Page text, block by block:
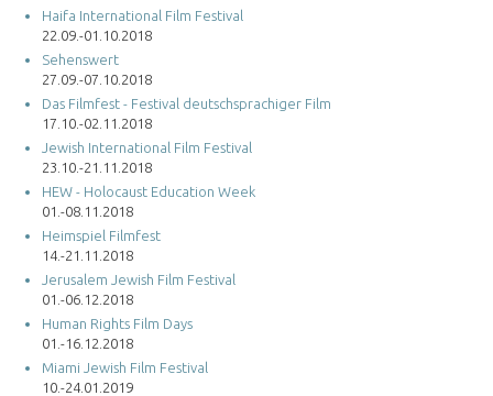
Haifa International Film Festival
22.09.-01.10.2018
Sehenswert
27.09.-07.10.2018
Das Filmfest - Festival deutschsprachiger Film
17.10.-02.11.2018
Jewish International Film Festival
23.10.-21.11.2018
HEW - Holocaust Education Week
01.-08.11.2018
Heimspiel Filmfest
14.-21.11.2018
Jerusalem Jewish Film Festival
01.-06.12.2018
Human Rights Film Days
01.-16.12.2018
Miami Jewish Film Festival
10.-24.01.2019